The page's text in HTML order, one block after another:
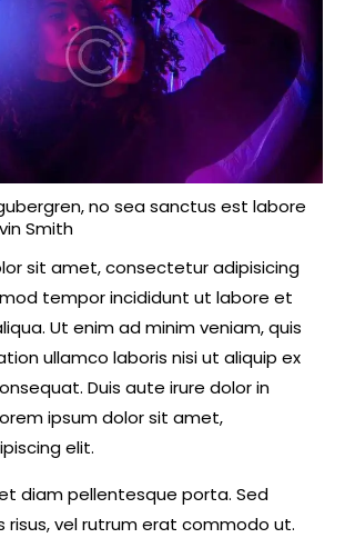
no sea sanctus est labore
Smith
sit amet, consectetur adipisicing
tempor incididunt ut labore et
Ut enim ad minim veniam, quis
ullamco laboris nisi ut aliquip ex
Duis aute irure dolor in
ipsum dolor sit amet,
elit.
diam pellentesque porta. Sed
risus, vel rutrum erat commodo ut.